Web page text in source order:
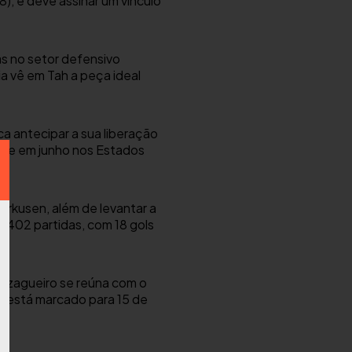
no setor defensivo
vê em Tah a peça ideal
antecipar a sua liberação
em junho nos Estados
além de levantar a
402 partidas, com 18 gols
se reúna com o
marcado para 15 de